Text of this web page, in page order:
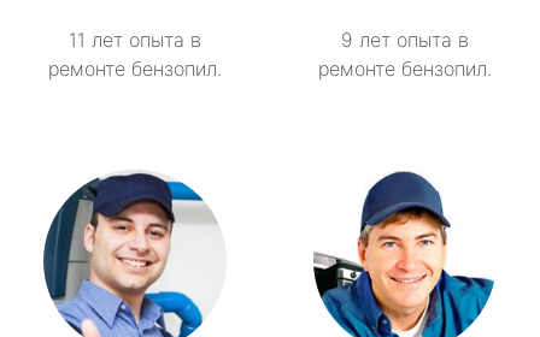
11 лет опыта в
ремонте бензопил.
9 лет опыта в
ремонте бензопил.